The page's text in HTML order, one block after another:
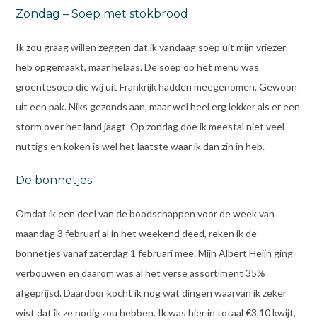
Zondag – Soep met stokbrood
Ik zou graag willen zeggen dat ik vandaag soep uit mijn vriezer
heb opgemaakt, maar helaas. De soep op het menu was
groentesoep die wij uit Frankrijk hadden meegenomen. Gewoon
uit een pak. Niks gezonds aan, maar wel heel erg lekker als er een
storm over het land jaagt. Op zondag doe ik meestal niet veel
nuttigs en koken is wel het laatste waar ik dan zin in heb.
De bonnetjes
Omdat ik een deel van de boodschappen voor de week van
maandag 3 februari al in het weekend deed, reken ik de
bonnetjes vanaf zaterdag 1 februari mee. Mijn Albert Heijn ging
verbouwen en daarom was al het verse assortiment 35%
afgeprijsd. Daardoor kocht ik nog wat dingen waarvan ik zeker
wist dat ik ze nodig zou hebben. Ik was hier in totaal €3,10 kwijt,